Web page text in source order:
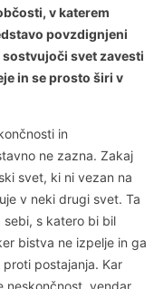
v katerem
povzdignjeni
sostvujoči svet zavesti
in se prosto širi v
in
ne zazna. Zakaj
svet, ki ni vezan na
v neki drugi svet. Ta
sebi, s katero bi bil
bistva ne izpelje in ga
postajanja. Kar